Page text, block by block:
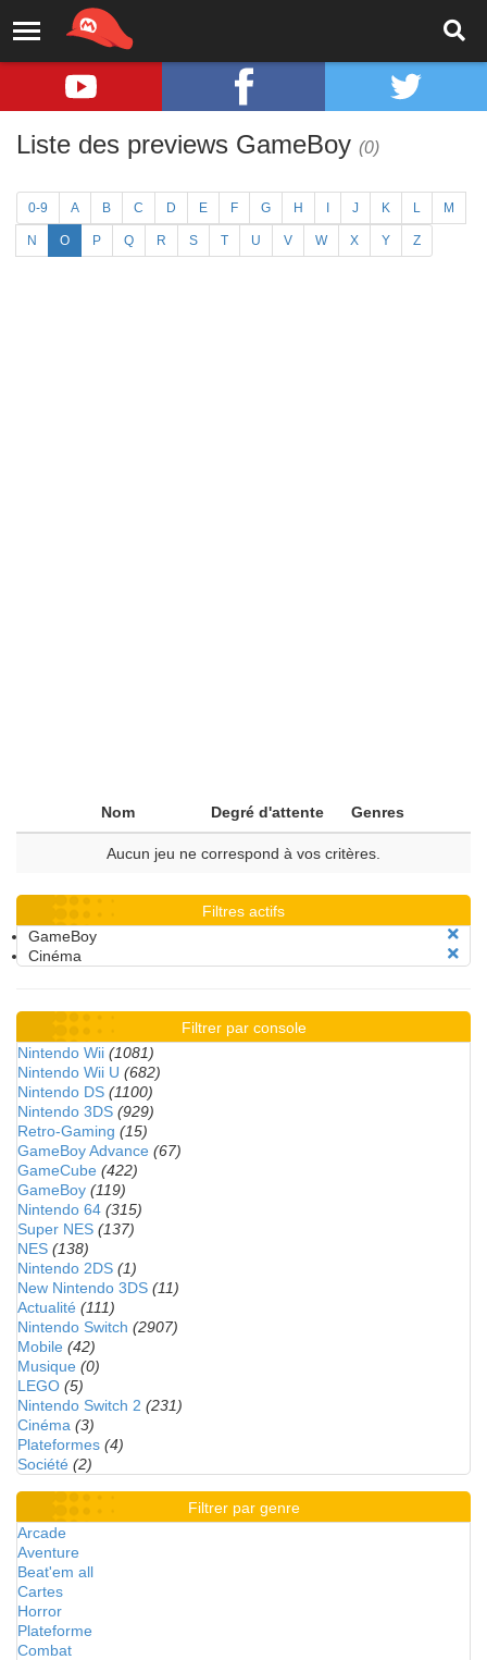
Liste des previews GameBoy (0)
0-9 A B C D E F G H J K L M
N O P Q R S T U V W X Y Z
Nom Degré d'attente Genres
Aucun jeu ne correspond à vos critères.
Filtres actifs
GameBoy
Cinéma
Filtrer par console
Nintendo Wii (1081)
Nintendo Wii U (682)
Nintendo DS (1100)
Nintendo 3DS (929)
Retro-Gaming (15)
GameBoy Advance (67)
GameCube (422)
GameBoy (119)
Nintendo 64 (315)
Super NES (137)
NES (138)
Nintendo 2DS (1)
New Nintendo 3DS (11)
Actualité (111)
Nintendo Switch (2907)
Mobile (42)
Musique (0)
LEGO (5)
Nintendo Switch 2 (231)
Cinéma (3)
Plateformes (4)
Société (2)
Filtrer par genre
Arcade
Aventure
Beat'em all
Cartes
Horror
Plateforme
Combat